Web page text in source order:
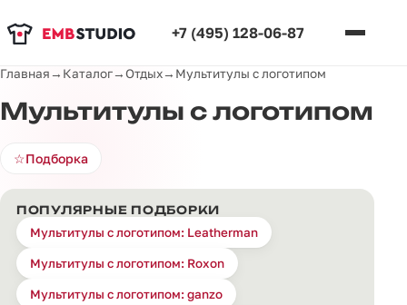
+7 (495) 128-06-87
Главная→ Каталог→Отдых→ Мультитулы с логотипом
Мультитулы с логотипом
☆Подборка
ПОПУЛЯРНЫЕ ПОДБОРКИ
Мультитулы с логотипом: Leatherman
Мультитулы с логотипом: Roxon
Мультитулы с логотипом: ganzo